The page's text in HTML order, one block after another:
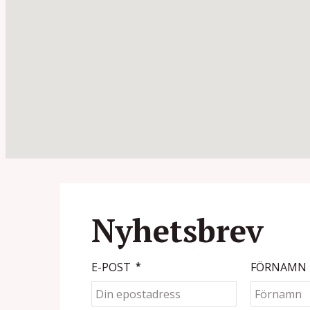
Nyhetsbrev
E-POST * FÖRNAMN